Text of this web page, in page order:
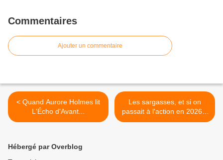
Commentaires
Ajouter un commentaire
< Quand Aurore Holmes lit
L'Écho d'Avant...
Les sargasses, et si on
passait à l'action en 2026 ?
>
Hébergé par Overblog